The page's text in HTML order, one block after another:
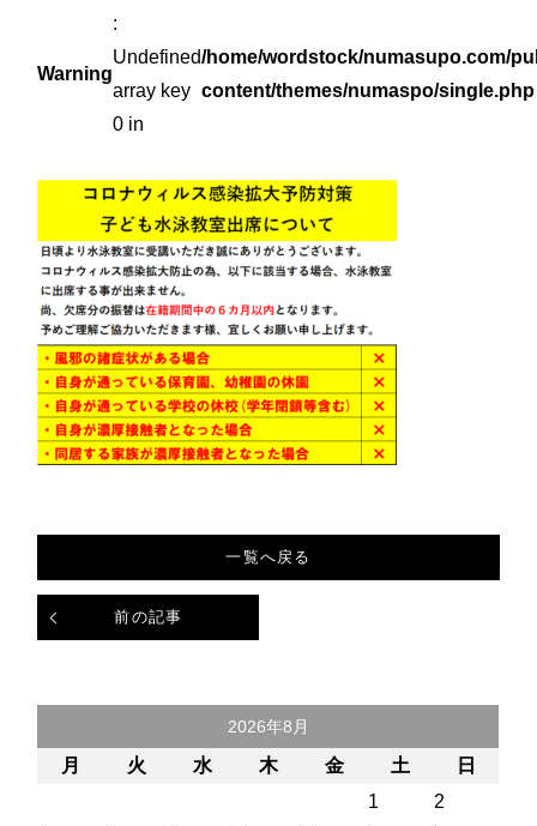
Warning
:
Undefined
array key
0 in
/home/wordstock/numasupo.com/
content/themes/numaspo/single.php
前の記事
一覧へ戻る
2026年8月
月 火 水 木 金 土
日
1
2